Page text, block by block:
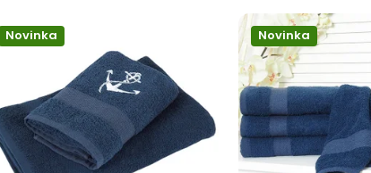
Novinka Novinka